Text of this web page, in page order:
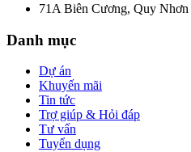
71A Biên Cương, Quy
Danh mục
Dự án
Khuyến mãi
Tin tức
Trợ giúp & Hỏi đáp
Tư vấn
Tuyển dụng